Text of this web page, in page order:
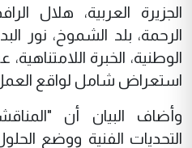
الجزيرة العربية، هلال
الرحمة، بلد الشموخ، نور
استعراض شامل لواقع العمل
وأضاف البيان أن
التحديات الفنية ووضع